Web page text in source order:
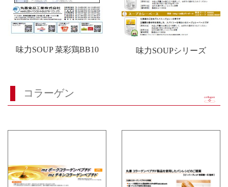
味力SOUP 菜彩鶏BB10 味力SOUPシリーズ
コラーゲン